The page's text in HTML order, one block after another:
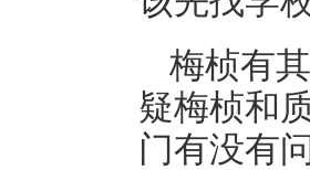
梅桢有
疑梅桢和
门有没有